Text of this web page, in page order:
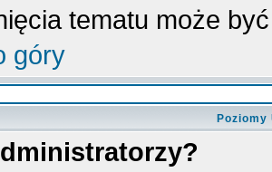
tematu może
góry